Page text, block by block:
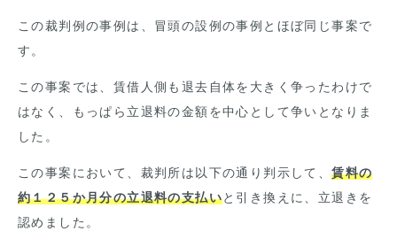
この裁判例の事例は、冒頭の設例の事例とほぼ同じ事案で
す。
この事案では、賃借人側も退去自体を大きく争ったわけで
はなく、もっぱら立退料の金額を中心として争いとなりま
した。
この事案において、裁判所は以下の通り判示して、賃料の
約１２５か月分の立退料の支払いと引き換えに、立退きを
認めました。